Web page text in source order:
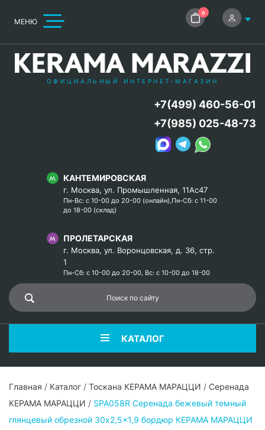
МЕНЮ
0
ОФИЦИАЛЬНЫЙ ИНТЕРНЕТ-МАГАЗИН
КАНТЕМИРОВСКАЯ
г. Москва, ул. Промышленная, 11Ас47
Пн-Вс: с 10-00 до 20-00 (онлайн),Пн-Сб: с 11-00
до 18-00 (склад)
ПРОЛЕТАРСКАЯ
г. Москва, ул. Воронцовская, д. 36, стр.
1
Пн-Сб: с 10-00 до 20-00, Вс: с 10-00 до 18-00
+7(499) 460-56-01
+7(985) 025-48-73
КАТАЛОГ
Главная / Каталог / Тоскана КЕРАМА МАРАЦЦИ / Серенада
КЕРАМА МАРАЦЦИ / SPA058R Серенада бежевый темный
глянцевый обрезной 30x2,5x1,9 бордюр КЕРАМА МАРАЦЦИ